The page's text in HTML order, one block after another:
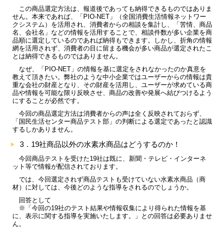
この商品選定方法は、報道後であっても納得できるものではありま
せん。本来であれば、「PIO-NET」（全国消費生活情報ネットワー
クシステム）を活用され、消費者からの相談を集計し、「苦情、商品
名、会社名」などの情報を活用することで、相談件数が多い企業を商
品順に選定しているのであれば納得もできます。しかし、折角の情報
網を活用されず、消費者の目に留まる機会が多い商品が選定されたこ
とは納得できるものではありません。
なぜ、「PIO-NET」の情報を基に選定をされなかったのか真意を
教えて頂きたい。弊社のような中小企業ではユーザーからの情報は貴
重な会社の財産となり、その財産を活用し、ユーザーが求めている商
品や情報を可能な限り反映させ、商品の改善や発展へ結びつけるよう
にすることが必然です。
今回の商品選定方法は消費者からの声は全く反映されておらず、
「国民生活センター商品テスト部」の判断による選定であったと認識
するしかありません。
3．19社商品以外の水素水商品はどうするのか！
今回商品テストを受けた19社は既に、新聞・テレビ・インターネ
ット等で情報が配信されております。
では、今回選定されず商品テストも受けていない水素水商品（商
材）に対しては、今後どのような指導をされるのでしょうか。
回答として
※「今回の19社のテスト結果や情報収集により得られた情報を基
に、表示に関する指導を実施いたします。」との回答は必要ありませ
ん。